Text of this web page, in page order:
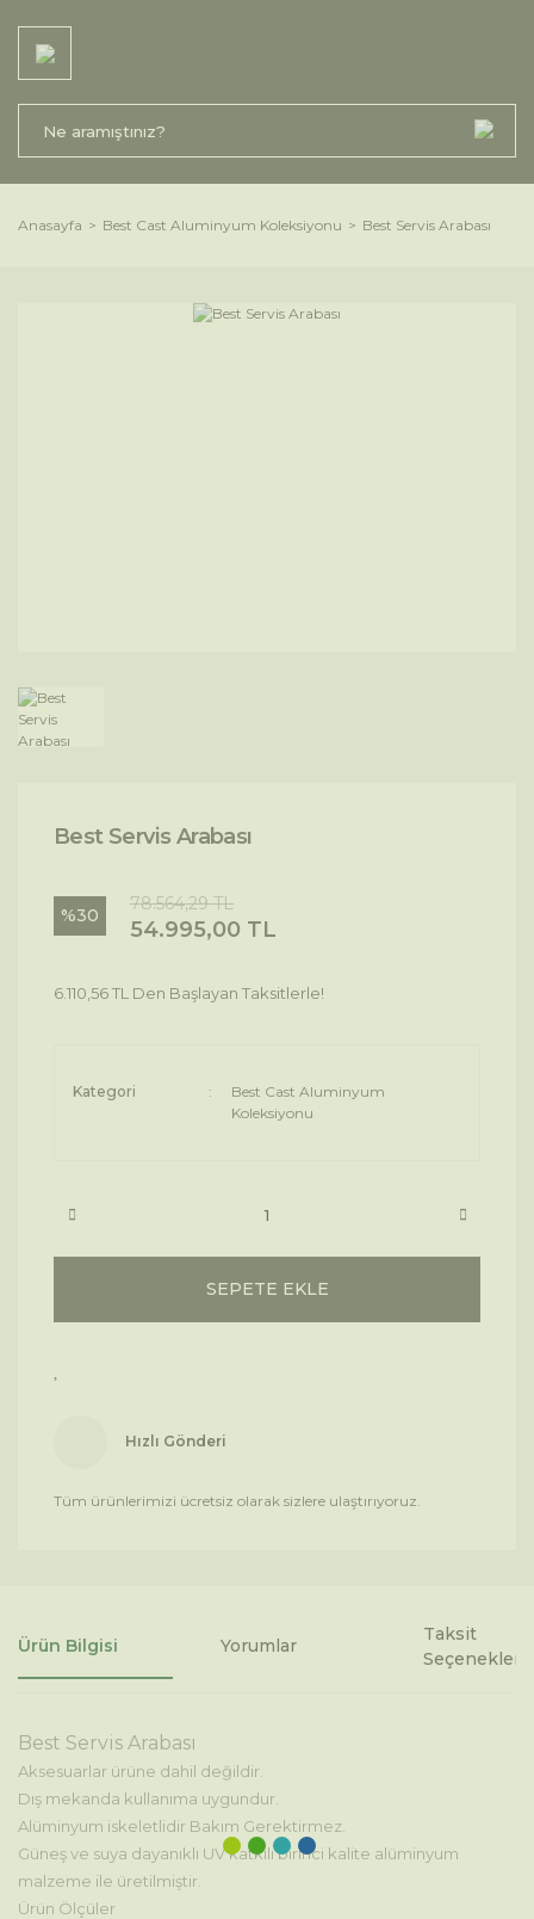
Anasayfa Best Cast Aluminyum Koleksiyonu Best Servis Arabası
Best Servis Arabası
%30
78.564,29 TL
54.995,00 TL
6.110,56 TL Den Başlayan Taksitlerle!
Kategori
Best Cast Aluminyum
Koleksiyonu
SEPETE EKLE
Hızlı Gönderi
Tüm ürünlerimizi ücretsiz olarak sizlere ulaştırıyoruz.
Ürün Bilgisi Yorumlar
Taksit
Seçenekleri
Best Servis Arabası
Aksesuarlar ürüne dahil değildir.
Dış mekanda kullanıma uygundur.
Alüminyum iskeletlidir Bakım Gerektirmez.
Güneş ve suya dayanıklı UV katkılı birinci kalite alüminyum
malzeme ile üretilmiştir.
Ürün Ölçüler